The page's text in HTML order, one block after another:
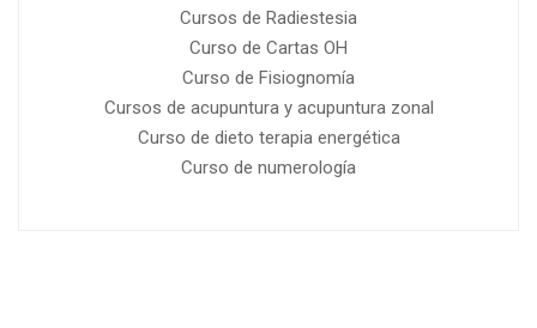
Cursos de Radiestesia
Curso de Cartas OH
Curso de Fisiognomía
Cursos de acupuntura y acupuntura zonal
Curso de dieto terapia energética
Curso de numerología